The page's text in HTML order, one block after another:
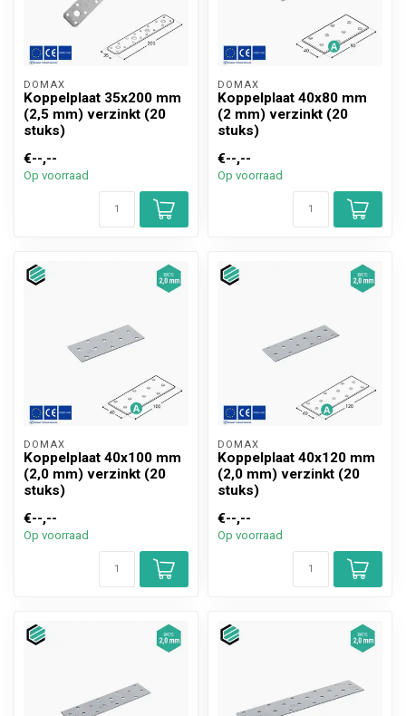
DOMAX
Koppelplaat 35x200 mm
(2,5 mm) verzinkt (20
stuks)
€--,--
Op voorraad
DOMAX
Koppelplaat 40x80 mm
(2 mm) verzinkt (20
stuks)
€--,--
Op voorraad
DOMAX
Koppelplaat 40x100 mm
(2,0 mm) verzinkt (20
stuks)
€--,--
Op voorraad
DOMAX
Koppelplaat 40x120 mm
(2,0 mm) verzinkt (20
stuks)
€--,--
Op voorraad